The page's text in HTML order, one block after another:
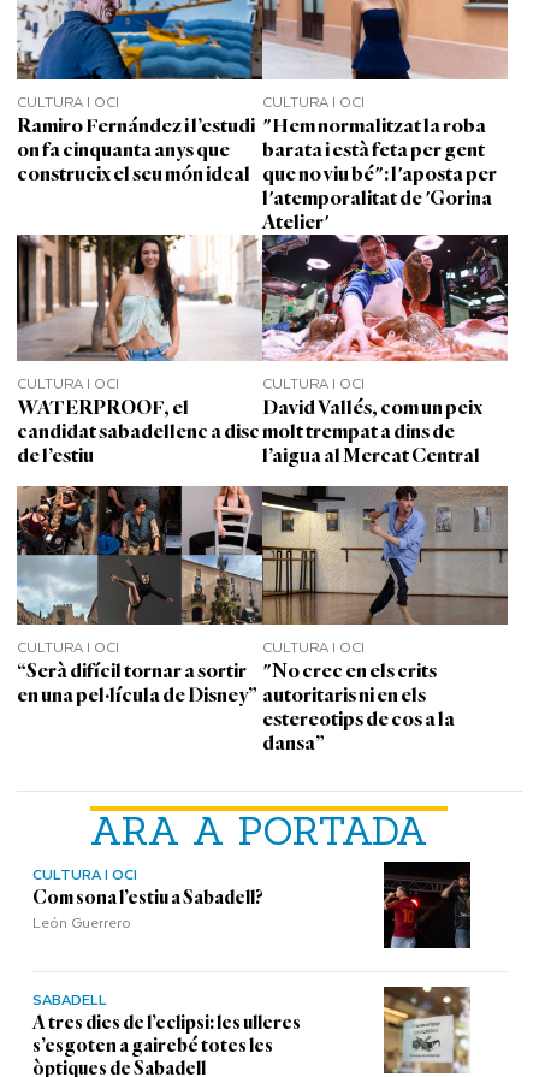
ARA A PORTADA
CULTURA I OCI
Com sona l’estiu a Sabadell?
León Guerrero
SABADELL
A tres dies de l’eclipsi: les ulleres
s’esgoten a gairebé totes les
òptiques de Sabadell
CULTURA I OCI
Ramiro Fernández i l’estudi
on fa cinquanta anys que
construeix el seu món ideal
CULTURA I OCI
"Hem normalitzat la roba
barata i està feta per gent
que no viu bé": l'aposta per
l'atemporalitat de 'Gorina
Atelier'
CULTURA I OCI
WATERPROOF, el
candidat sabadellenc a disc
de l’estiu
CULTURA I OCI
David Vallés, com un peix
molt trempat a dins de
l’aigua al Mercat Central
CULTURA I OCI
“Serà difícil tornar a sortir
en una pel·lícula de Disney”
CULTURA I OCI
"No crec en els crits
autoritaris ni en els
estereotips de cos a la
dansa”